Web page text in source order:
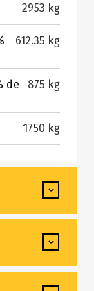
2953 kg
612.35 kg
de
875 kg
1750 kg
3670 mm
2794 mm
10 km/h